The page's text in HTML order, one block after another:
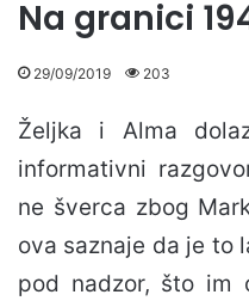
Na granici
29/09/2019 203
Željka i Alma
informativni
ne šverca zbog
ova saznaje da je to
pod nadzor, što im